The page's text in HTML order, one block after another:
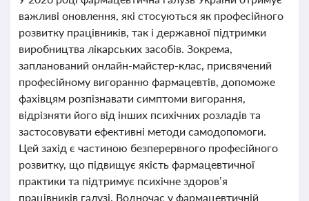
важливі оновлення, які стосуються як професійного
розвитку працівників, так і державної підтримки
виробництва лікарських засобів. Зокрема,
запланований онлайн-майстер-клас, присвячений
професійному вигоранню фармацевтів, допоможе
фахівцям розпізнавати симптоми вигорання,
відрізняти його від інших психічних розладів та
застосовувати ефективні методи самодопомоги.
Цей захід є частиною безперервного професійного
розвитку, що підвищує якість фармацевтичної
практики та підтримує психічне здоров’я
працівників галузі. Водночас у фармацевтичній